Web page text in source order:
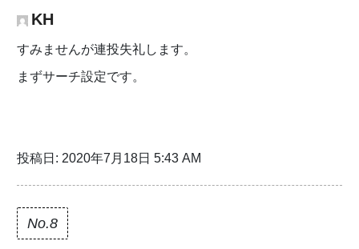
KH
すみませんが連投失礼します。
まずサーチ設定です。
投稿日: 2020年7月18日 5:43 AM
No.8